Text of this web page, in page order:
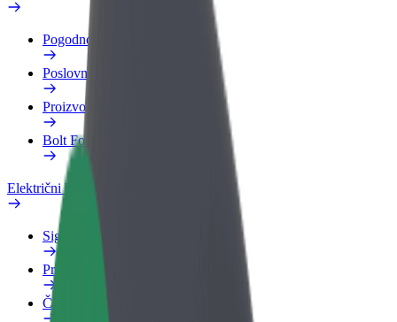
Pogodnosti
Poslovni profil
Proizvodi
Bolt Food za poslovne korisnike
Električni bicikli
Sigurnosni laboratorij
Prijavi problem
Često postavljana pitanja